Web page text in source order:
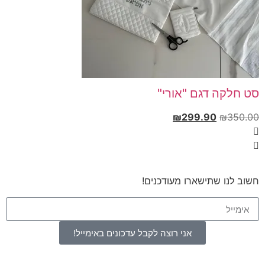
סט חלקה דגם "אורי"
₪350.00
₪299.90
חשוב לנו שתישארו מעודכנים!
אני רוצה לקבל עדכונים באימייל!